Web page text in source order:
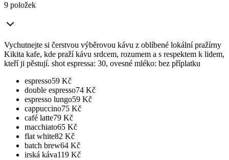
9 položek
Vychutnejte si čerstvou výběrovou kávu z oblíbené lokální pražírny
Kikita kafe, kde praží kávu srdcem, rozumem a s respektem k lidem,
kteří ji pěstují. shot espressa: 30, ovesné mléko: bez příplatku
espresso59 Kč
double espresso74 Kč
espresso lungo59 Kč
cappuccino75 Kč
café latte79 Kč
macchiato65 Kč
flat white82 Kč
batch brew64 Kč
irská káva119 Kč